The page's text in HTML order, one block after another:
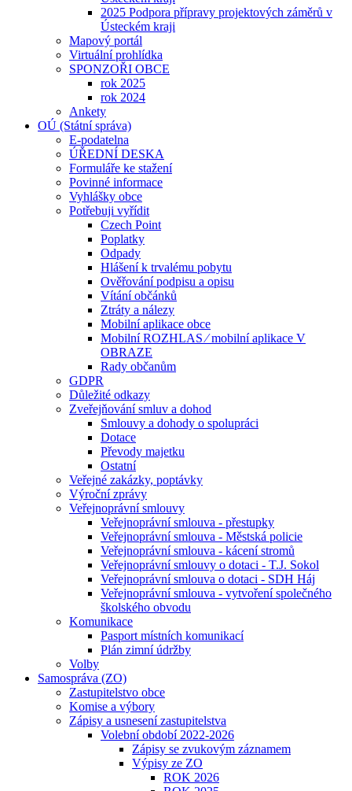
2025 Podpora přípravy projektových záměrů v
Ústeckém kraji
Mapový portál
Virtuální prohlídka
SPONZOŘI OBCE
rok 2025
rok 2024
Ankety
OÚ (Státní správa)
E-podatelna
ÚŘEDNÍ DESKA
Formuláře ke stažení
Povinné informace
Vyhlášky obce
Potřebuji vyřídit
Czech Point
Poplatky
Odpady
Hlášení k trvalému pobytu
Ověřování podpisu a opisu
Vítání občánků
Ztráty a nálezy
Mobilní aplikace obce
Mobilní ROZHLAS ⁄ mobilní aplikace V
OBRAZE
Rady občanům
GDPR
Důležité odkazy
Zveřejňování smluv a dohod
Smlouvy a dohody o spolupráci
Dotace
Převody majetku
Ostatní
Veřejné zakázky, poptávky
Výroční zprávy
Veřejnoprávní smlouvy
Veřejnoprávní smlouva - přestupky
Veřejnoprávní smlouva - Městská policie
Veřejnoprávní smlouva - kácení stromů
Veřejnoprávní smlouvy o dotaci - T.J. Sokol
Veřejnoprávní smlouva o dotaci - SDH Háj
Veřejnoprávní smlouva - vytvoření společného
školského obvodu
Komunikace
Pasport místních komunikací
Plán zimní údržby
Volby
Samospráva (ZO)
Zastupitelstvo obce
Komise a výbory
Zápisy a usnesení zastupitelstva
Volební období 2022-2026
Zápisy se zvukovým záznamem
Výpisy ze ZO
ROK 2026